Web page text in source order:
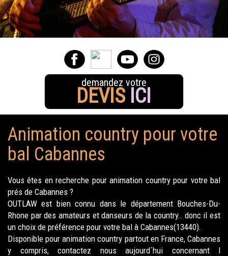
demandez votre
DEVIS ICI
Animation country pour votre
bal Cabannes
Vous êtes en recherche pour animation country pour votre bal
prés de Cabannes ?
OUTLAW est bien connu dans le département Bouches-Du-
Rhone par des amateurs et danseurs de la country.. donc il est
un choix de préférence pour votre bal à Cabannes(13440).
Disponible pour animation country partout en France, Cabannes
y compris, contactez nous aujourd´hui concernant l